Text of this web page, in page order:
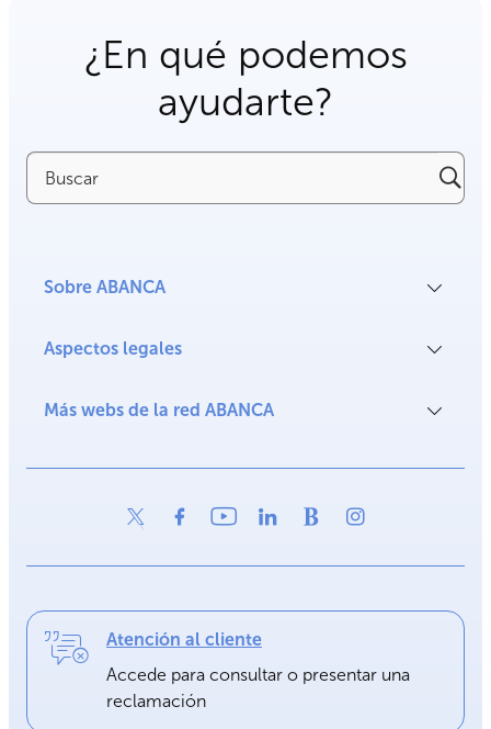
¿En qué podemos
ayudarte?
Buscar
Sobre ABANCA
Aspectos legales
Más webs de la red ABANCA
Atención al cliente
Accede para consultar o presentar una
reclamación